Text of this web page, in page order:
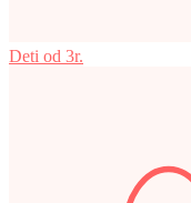
Deti od 3r.